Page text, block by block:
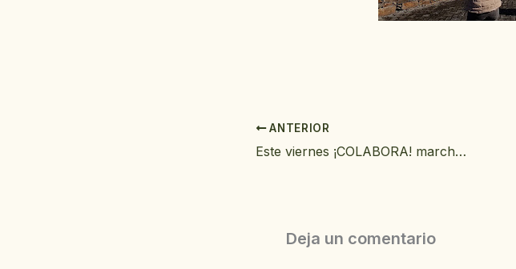
ANTERIOR
Este viernes ¡COLABORA! marcha solidaria #Feet&Food
Deja un comentario